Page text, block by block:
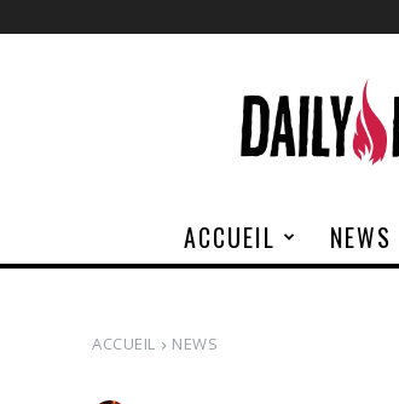
ACCUEIL NEWS
ACCUEIL NEWS